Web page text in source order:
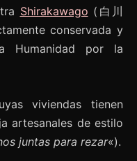
Shirakawago (白川
conservada y
Humanidad por la
viviendas tienen
artesanales de estilo
juntas para rezar«).